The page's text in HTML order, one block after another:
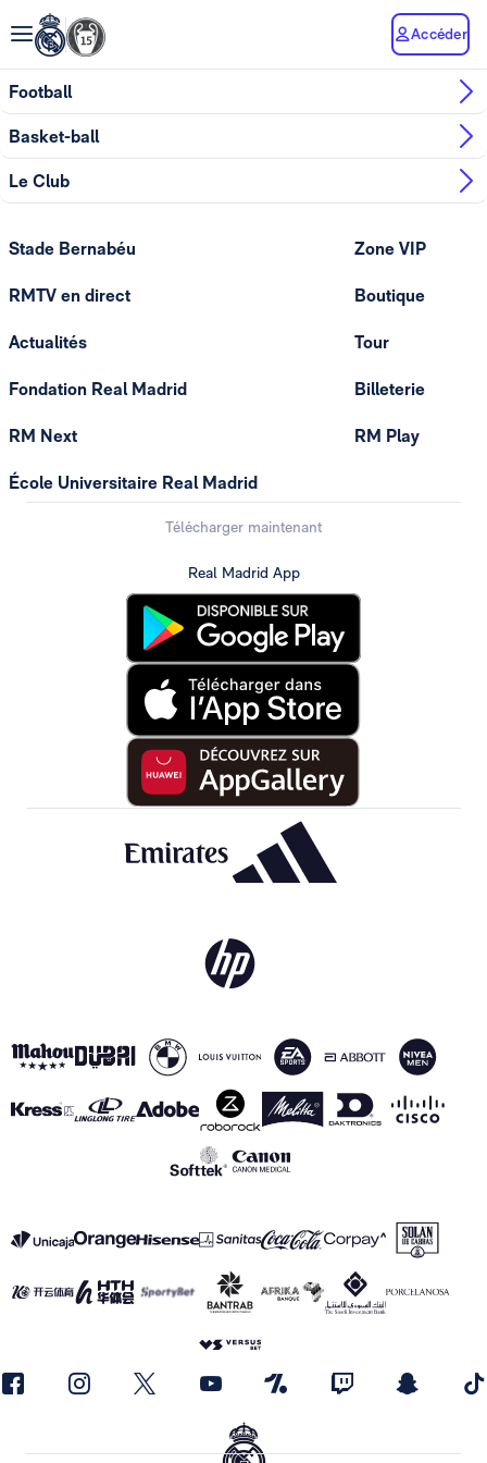
Accéder
Football
Basket-ball
Le Club
Stade Bernabéu
RMTV en direct
Actualités
Fondation Real Madrid
RM Next
École Universitaire Real Madrid
Zone VIP
Boutique
Tour
Billeterie
RM Play
Télécharger maintenant
Real Madrid App